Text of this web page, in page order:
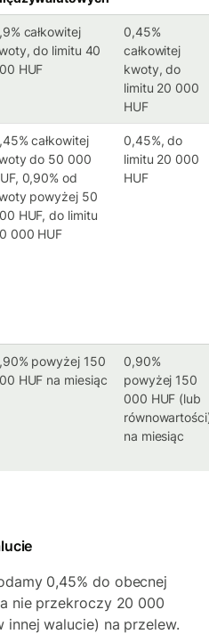
całkowitej
do limitu 40
HUF
0,45%
całkowitej
kwoty, do
limitu 20 000
HUF
całkowitej
do 50 000
0,90% od
powyżej 50
HUF, do limitu
000 HUF
0,45%, do
limitu 20 000
HUF
powyżej 150
HUF na miesiąc
0,90%
powyżej 150
000 HUF (lub
na miesiąc
0,45% do obecnej
nie przekroczy 20 000
walucie) na przelew.